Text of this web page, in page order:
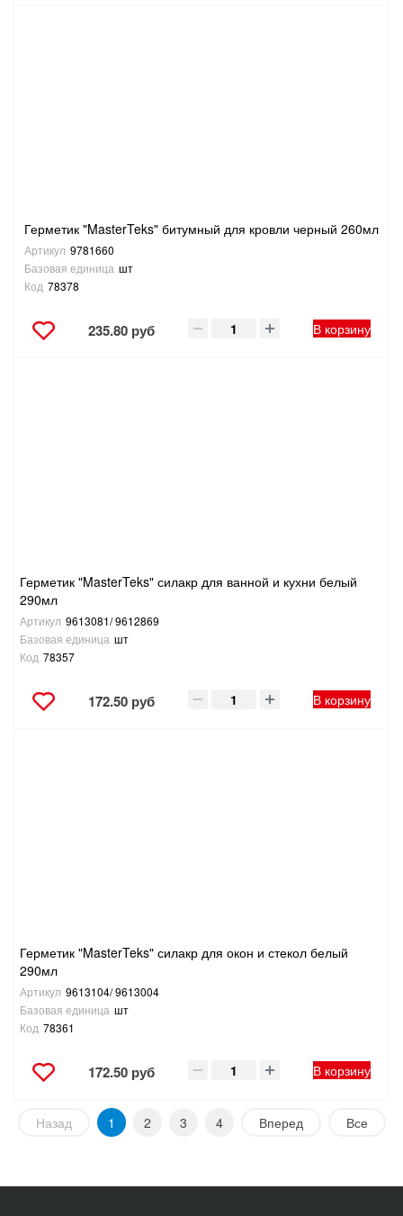
Герметик "MasterTeks" битумный для кровли черный 260мл
Артикул 9781660
Базовая единица шт
Код 78378
235.80 руб В корзину
Герметик "MasterTeks" силакр для ванной и кухни белый
290мл
Артикул 9613081/ 9612869
Базовая единица шт
Код 78357
172.50 руб В корзину
Герметик "MasterTeks" силакр для окон и стекол белый
290мл
Артикул 9613104/ 9613004
Базовая единица шт
Код 78361
172.50 руб В корзину
Назад 1 2 3 4 Вперед Все